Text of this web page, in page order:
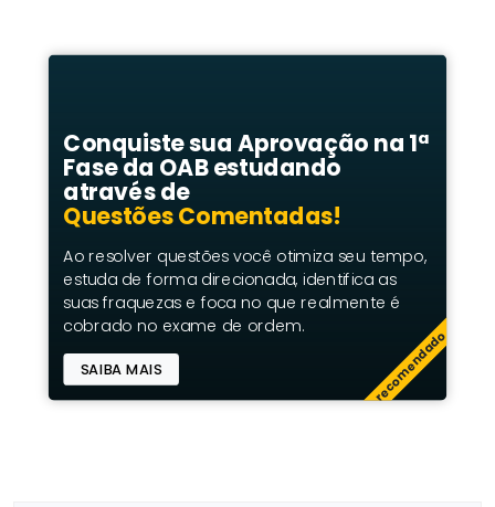
Conquiste sua Aprovação na 1ª
Fase da OAB estudando
através de
Questões Comentadas!
Ao resolver questões você otimiza seu tempo,
estuda de forma direcionada, identifica as
suas fraquezas e foca no que realmente é
cobrado no exame de ordem.
SAIBA MAIS recomendado